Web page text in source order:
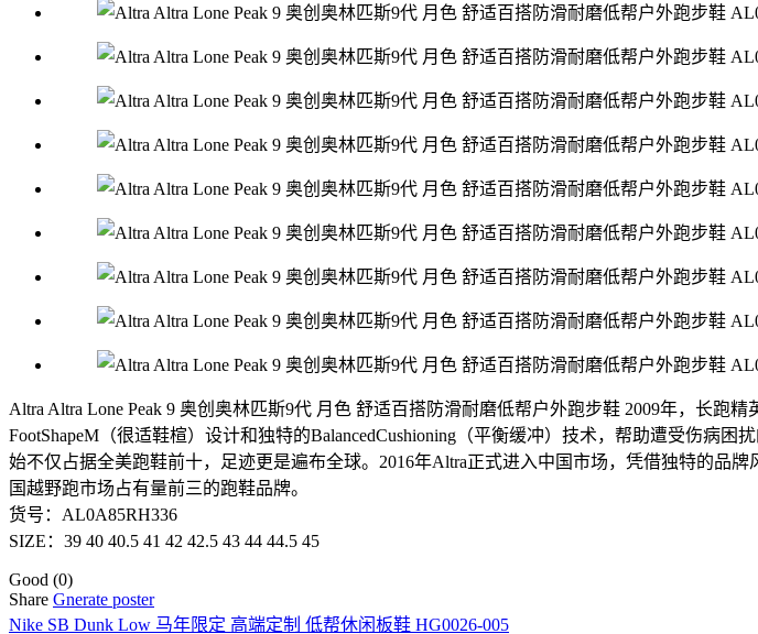
Altra Altra Lone Peak 9 奥创奥林匹斯9代 月色 舒适百搭防滑耐磨低帮户外跑步鞋 2009年，长跑
FootShapeM（很适鞋楦）设计和独特的BalancedCushioning（平衡缓冲）技术，帮助遭受伤病
始不仅占据全美跑鞋前十，足迹更是遍布全球。2016年Altra正式进入中国市场，凭借独特的品
国越野跑市场占有量前三的跑鞋品牌。
货号：AL0A85RH336
SIZE：39 40 40.5 41 42 42.5 43 44 44.5 45
Good (0)
Share Gnerate poster
Nike SB Dunk Low 马年限定 高端定制 低帮休闲板鞋 HG0026-005